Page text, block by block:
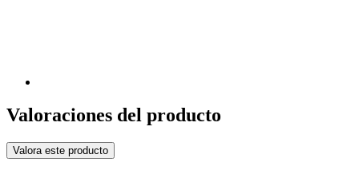
Valoraciones del producto
Valora este producto